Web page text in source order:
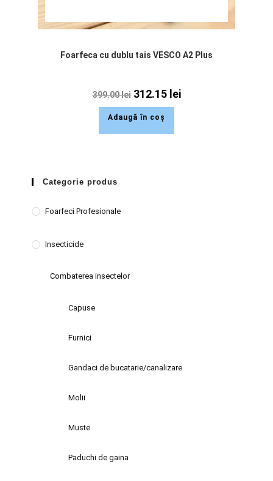
Foarfeca cu dublu tais VESCO A2 Plus
399.00lei 312.15 lei
Adaugă în coș
Categorie produs
Foarfeci Profesionale
Insecticide
Combaterea insectelor
Capuse
Furnici
Gandaci de bucatarie/canalizare
Molii
Muste
Paduchi de gaina